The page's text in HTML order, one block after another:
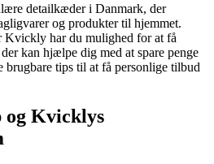
detailkæder i Danmark, der
og produkter til hjemmet.
Kvickly har du mulighed for at få
kan hjælpe dig med at spare penge
tips til at få personlige tilbud
og Kvicklys